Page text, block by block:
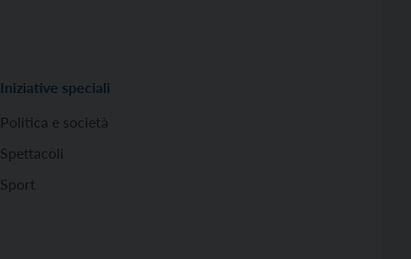
Iniziative speciali
Politica e società
Spettacoli
Sport